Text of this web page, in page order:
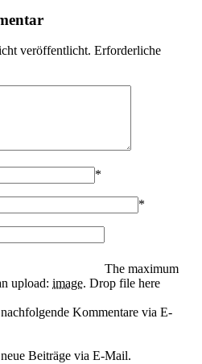
veröffentlicht. Erforderliche
*
*
The maximum
upload: image. Drop file here
Kommentare via E-
Beiträge via E-Mail.